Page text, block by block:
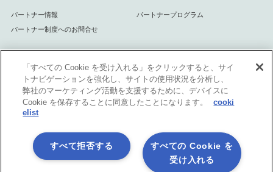
パートナー情報 パートナープログラム
パートナー制度へのお問合せ
サポート
サポート情報
「すべての Cookie を受け入れる」をクリックすると、サイ
トナビゲーションを強化し、サイトの使用状況を分析し、
弊社のマーケティング活動を支援するために、デバイスに
Cookie を保存することに同意したことになります。
cooki
elist
すべての Cookie を
受け入れる
すべて拒否する